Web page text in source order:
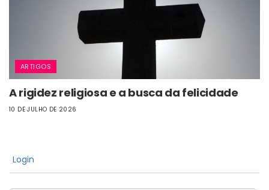
ARTIGOS
A rigidez religiosa e a busca da felicidade
10 DE JULHO DE 2026
Login